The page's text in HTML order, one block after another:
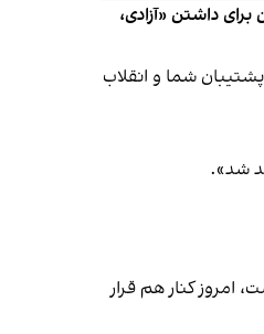
داشتن «آزادی،
شما و انقلاب
شد».
امروز کنار هم قرار